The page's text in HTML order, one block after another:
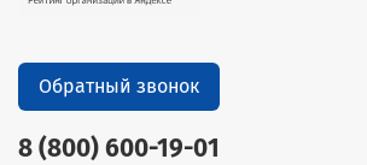
8 (800) 600-19-01
Обратный звонок